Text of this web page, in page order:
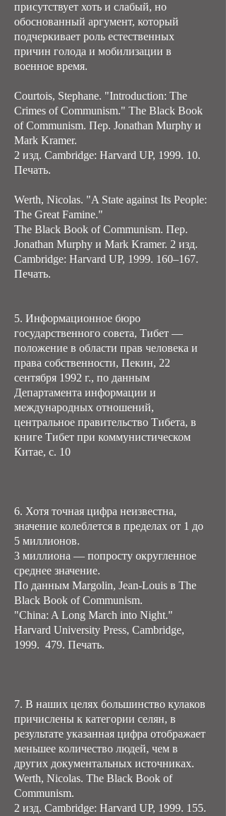
присутствует хоть и слабый, но
обоснованный аргумент, который
подчеркивает роль естественных
причин голода и мобилизации в
военное время.
Courtois, Stephane. "Introduction: The
Crimes of Communism." The Black Book
of Communism. Пер. Jonathan Murphy и
Mark Kramer.
2 изд. Cambridge: Harvard UP, 1999. 10.
Печать.
Werth, Nicolas. "A State against Its People:
The Great Famine."
The Black Book of Communism. Пер.
Jonathan Murphy и Mark Kramer. 2 изд.
Cambridge: Harvard UP, 1999. 160–167.
Печать.
5. Информационное бюро
государственного совета, Тибет —
положение в области прав человека и
права собственности, Пекин, 22
сентября 1992 г., по данным
Департамента информации и
международных отношений,
центральное правительство Тибета, в
книге Тибет при коммунистическом
Китае, с. 10
6. Хотя точная цифра неизвестна,
значение колеблется в пределах от 1 до
5 миллионов.
3 миллиона — попросту округленное
среднее значение.
По данным Margolin, Jean-Louis в The
Black Book of Communism.
"China: A Long March into Night."
Harvard University Press, Cambridge,
1999. 479. Печать.
7. В наших целях большинство кулаков
причислены к категории селян, в
результате указанная цифра отображает
меньшее количество людей, чем в
других документальных источниках.
Werth, Nicolas. The Black Book of
Communism.
2 изд. Cambridge: Harvard UP, 1999. 155.